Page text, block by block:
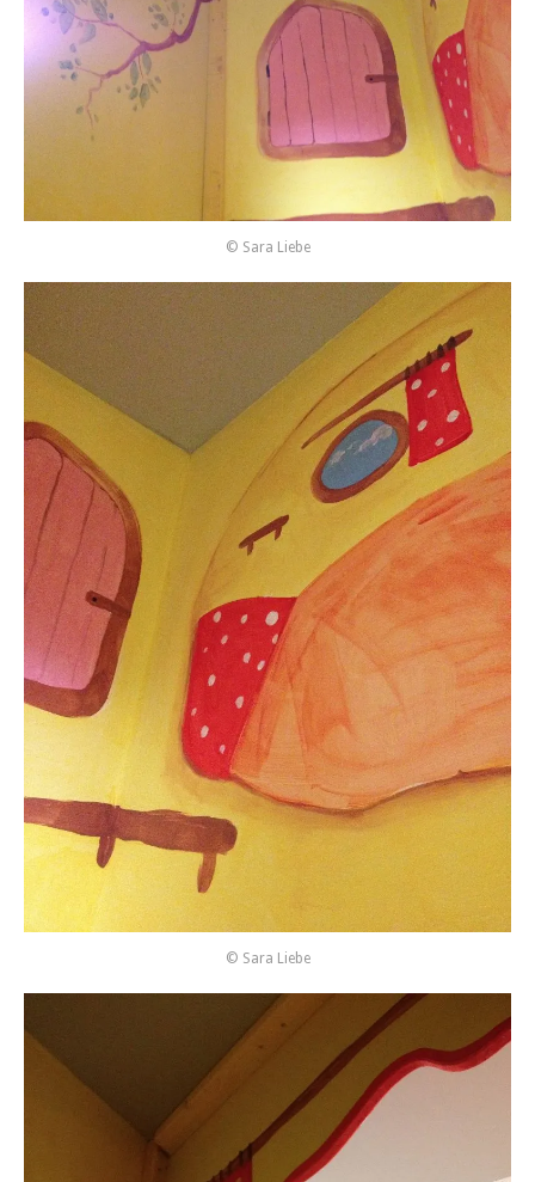
© Sara Liebe
© Sara Liebe